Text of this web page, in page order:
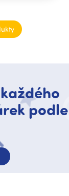
podle